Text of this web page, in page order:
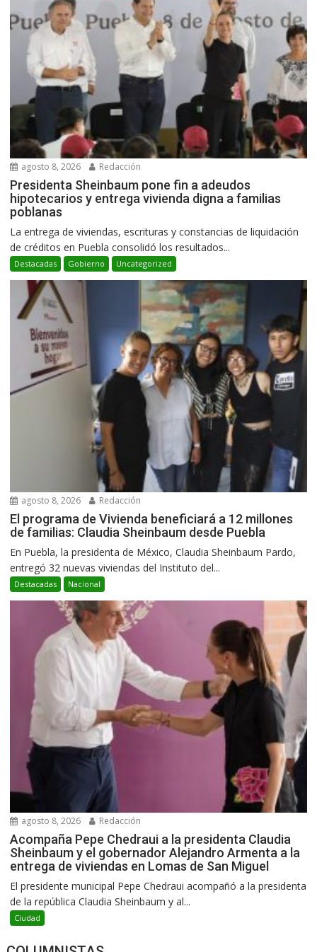
agosto 8, 2026 Redacción
Presidenta Sheinbaum pone fin a adeudos
hipotecarios y entrega vivienda digna a familias
poblanas
La entrega de viviendas, escrituras y constancias de liquidación
de créditos en Puebla consolidó los resultados...
Destacadas Gobierno Uncategorized
agosto 8, 2026 Redacción
El programa de Vivienda beneficiará a 12 millones
de familias: Claudia Sheinbaum desde Puebla
En Puebla, la presidenta de México, Claudia Sheinbaum Pardo,
entregó 32 nuevas viviendas del Instituto del...
Destacadas Nacional
agosto 8, 2026 Redacción
Acompaña Pepe Chedraui a la presidenta Claudia
Sheinbaum y el gobernador Alejandro Armenta a la
entrega de viviendas en Lomas de San Miguel
El presidente municipal Pepe Chedraui acompañó a la presidenta
de la república Claudia Sheinbaum y al...
Ciudad